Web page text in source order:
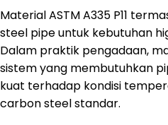
Material ASTM A335 P11
steel pipe untuk kebutuhan
Dalam praktik pengadaan,
sistem yang membutuhkan
kuat terhadap kondisi
carbon steel standar.